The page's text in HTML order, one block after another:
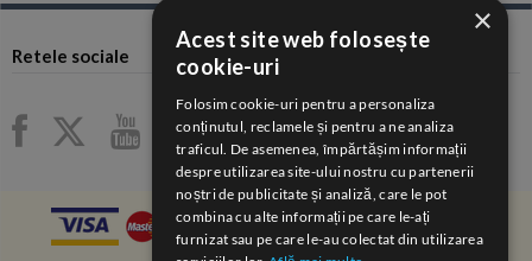
Retele sociale
×
Acest site web folosește
cookie-uri
Folosim cookie-uri pentru a personaliza
conținutul, reclamele și pentru a ne analiza
traficul. De asemenea, împărtășim informații
despre utilizarea site-ului nostru cu partenerii
noștri de publicitate și analiză, care le pot
combina cu alte informații pe care le-ați
furnizat sau pe care le-au colectat din utilizarea